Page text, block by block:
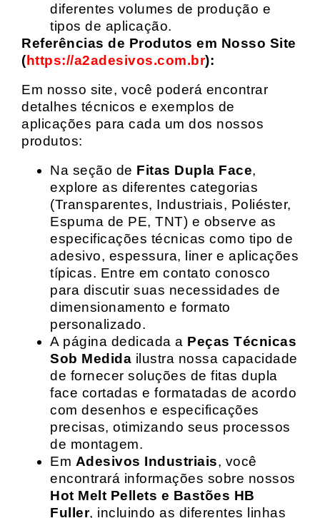
diferentes volumes de produção e
tipos de aplicação.
Referências de Produtos em Nosso Site
(https://a2adesivos.com.br):
Em nosso site, você poderá encontrar
detalhes técnicos e exemplos de
aplicações para cada um dos nossos
produtos:
Na seção de Fitas Dupla Face,
explore as diferentes categorias
(Transparentes, Industriais, Poliéster,
Espuma de PE, TNT) e observe as
especificações técnicas como tipo de
adesivo, espessura, liner e aplicações
típicas. Entre em contato conosco
para discutir suas necessidades de
dimensionamento e formato
personalizado.
A página dedicada a Peças Técnicas
Sob Medida ilustra nossa capacidade
de fornecer soluções de fitas dupla
face cortadas e formatadas de acordo
com desenhos e especificações
precisas, otimizando seus processos
de montagem.
Em Adesivos Industriais, você
encontrará informações sobre nossos
Hot Melt Pellets e Bastões HB
Fuller, incluindo as diferentes linhas